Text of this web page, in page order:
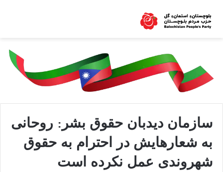
سازمان دیدبان حقوق بشر: روحانی
به شعارهایش در احترام به حقوق
شهروندی عمل نکرده است